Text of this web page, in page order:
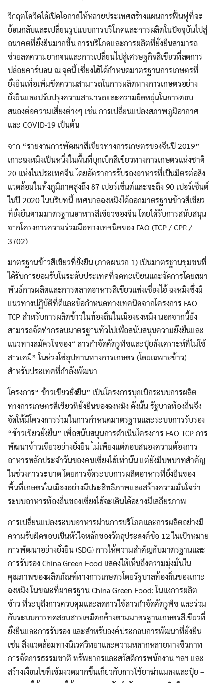
Search
for:
วิกฤตโควิดได้เปิดโอกาสให้หลายประเทศสร้างแผนการฟื้นฟูที่จะ
ย้อนกลับและเปลี่ยนรูปแบบการบริโภคและการผลิตในปัจจุบันไปสู่
อนาคตที่ยั่งยืนมากขึ้น การบริโภคและการผลิตที่ยั่งยืนสามารถ
ช่วยลดความยากจนและการเปลี่ยนไปสู่เศรษฐกิจสีเขียวที่ลดการ
ปล่อยคาร์บอน ณ จุดนี้ เซี่ยงไฮ้ได้กำหนดมาตรฐานการเกษตรที่
ยั่งยืนเพื่อเพิ่มขีดความสามารถในการผลิตทางการเกษตรอย่าง
ยั่งยืนและปรับปรุงความสามารถและความยืดหยุ่นในการตอบ
สนองต่อความเสี่ยงต่างๆ เช่น การเปลี่ยนแปลงสภาพภูมิอากาศ
และ COVID-19 เป็นต้น
จาก “รายงานการพัฒนาสีเขียวทางการเกษตรของจีนปี 2019”
เกาะฉงหมิงเป็นหนึ่งในพื้นที่บุกเบิกสีเขียวทางการเกษตรแห่งชาติ
20 แห่งในประเทศจีน โดยอัตราการรับรองอาหารที่เป็นมิตรต่อสิ่ง
แวดล้อมในทั้งภูมิภาคสูงถึง 87 เปอร์เซ็นต์และจะถึง 90 เปอร์เซ็นต์
ในปี 2020 ในบริบทนี้ เทศบาลฉงหมิงได้ออกมาตรฐานข้าวสีเขียว
ที่ยั่งยืนตามมาตรฐานอาหารสีเขียวของจีน โดยได้รับการสนับสนุน
จากโครงการความร่วมมือทางเทคนิคของ FAO (TCP / CPR /
3702)
มาตรฐานข้าวสีเขียวที่ยั่งยืน (ภาคผนวก 1) เป็นมาตรฐานชุมชนที่
ได้รับการยอมรับในระดับประเทศที่จดทะเบียนและจัดการโดยสมา
พันธ์การผลิตและการตลาดอาหารสีเขียวแห่งเซี่ยงไฮ้ ฉงหมิงซึ่งมี
แนวทางปฏิบัติที่ดีและข้อกำหนดทางเทคนิคจากโครงการ FAO
TCP สำหรับการผลิตข้าวในท้องถิ่นในเมืองฉงหมิง นอกจากนี้ยัง
สามารถจัดทำกรอบมาตรฐานทั่วไปเพื่อสนับสนุนความยั่งยืนและ
แนวทางสมัครใจของ“ สารกำจัดศัตรูพืชและปุ๋ยสังเคราะห์ที่ไม่ใช้
สารเคมี” ในห่วงโซ่อุปทานทางการเกษตร (โดยเฉพาะข้าว)
สำหรับประเทศที่กำลังพัฒนา
โครงการ“ ข้าวเขียวยั่งยืน” เป็นโครงการบุกเบิกระบบการผลิต
ทางการเกษตรสีเขียวที่ยั่งยืนของฉงหมิง ดังนั้น รัฐบาลท้องถิ่นจึง
จัดให้มีโครงการร่วมในการกำหนดมาตรฐานและระบบการรับรอง
“ข้าวเขียวยั่งยืน” เพื่อสนับสนุนการดำเนินโครงการ FAO TCP การ
พัฒนาข้าวเขียวอย่างยั่งยืน ไม่เพียงแต่ตอบสนองความต้องการ
อาหารหลักประจำวันของคนเซี่ยงไฮ้เท่านั้น แต่ยังมีบทบาทสำคัญ
ในช่วงการระบาด โดยการจัดระบบการผลิตอาหารที่ยั่งยืนของ
พื้นที่เกษตรในเมืองอย่างมีประสิทธิภาพและสร้างความมั่นใจว่า
ระบบอาหารท้องถิ่นของเซี่ยงไฮ้จะเดินได้อย่างมีเสถียรภาพ
การเปลี่ยนแปลงระบบอาหารผ่านการบริโภคและการผลิตอย่างมี
ความรับผิดชอบเป็นหัวใจหลักของวัตถุประสงค์ข้อ 12 ในเป้าหมาย
การพัฒนาอย่างยั่งยืน (SDG) การให้ความสำคัญกับมาตรฐานและ
การรับรอง China Green Food แสดงให้เห็นถึงความมุ่งมั่นใน
คุณภาพของผลิตภัณฑ์ทางการเกษตรโดยรัฐบาลท้องถิ่นของเกาะ
ฉงหมิง ในขณะที่มาตรฐาน China Green Food: ในแง่การผลิต
ข้าว ที่ระบุถึงการควบคุมและลดการใช้สารกำจัดศัตรูพืช และร่วม
กับระบบการทดสอบสารเคมีตกค้างตามมาตรฐานเกษตรสีเขียวที่
ยั่งยืนและการรับรอง และสำหรับองค์ประกอบการพัฒนาที่ยั่งยืน
เช่น สิ่งแวดล้อมทางนิเวศวิทยาและความหลากหลายทางชีวภาพ
การจัดการธรรมชาติ ทรัพยากรและสวัสดิการพนักงาน ฯลฯ และ
สร้างเงื่อนไขที่เข้มงวดมากขึ้นเกี่ยวกับการใช้ยาฆ่าแมลงและปุ๋ย –